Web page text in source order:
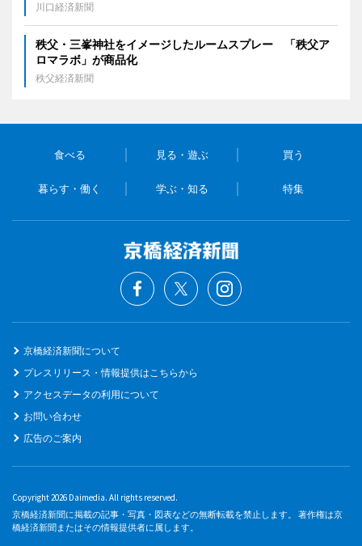
川口経済新聞
秩父・三峯神社をイメージしたルームスプレー 「秩父ア
ロマラボ」が商品化
秩父経済新聞
食べる 見る・遊ぶ 買う
暮らす・働く 学ぶ・知る 特集
京橋経済新聞について
プレスリリース・情報提供はこちらから
アクセスデータの利用について
お問い合わせ
広告のご案内
Copyright 2026 Daimedia. All rights reserved.
京橋経済新聞に掲載の記事・写真・図表などの無断転載を禁止します。 著作権は京
橋経済新聞またはその情報提供者に属します。